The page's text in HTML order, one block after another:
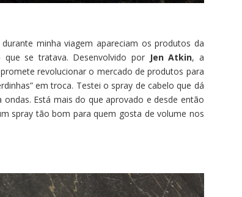
minha viagem apareciam os produtos da
se tratava. Desenvolvido por Jen Atkin, a
revolucionar o mercado de produtos para
em troca. Testei o spray de cabelo que dá
Está mais do que aprovado e desde então
spray tão bom para quem gosta de volume nos